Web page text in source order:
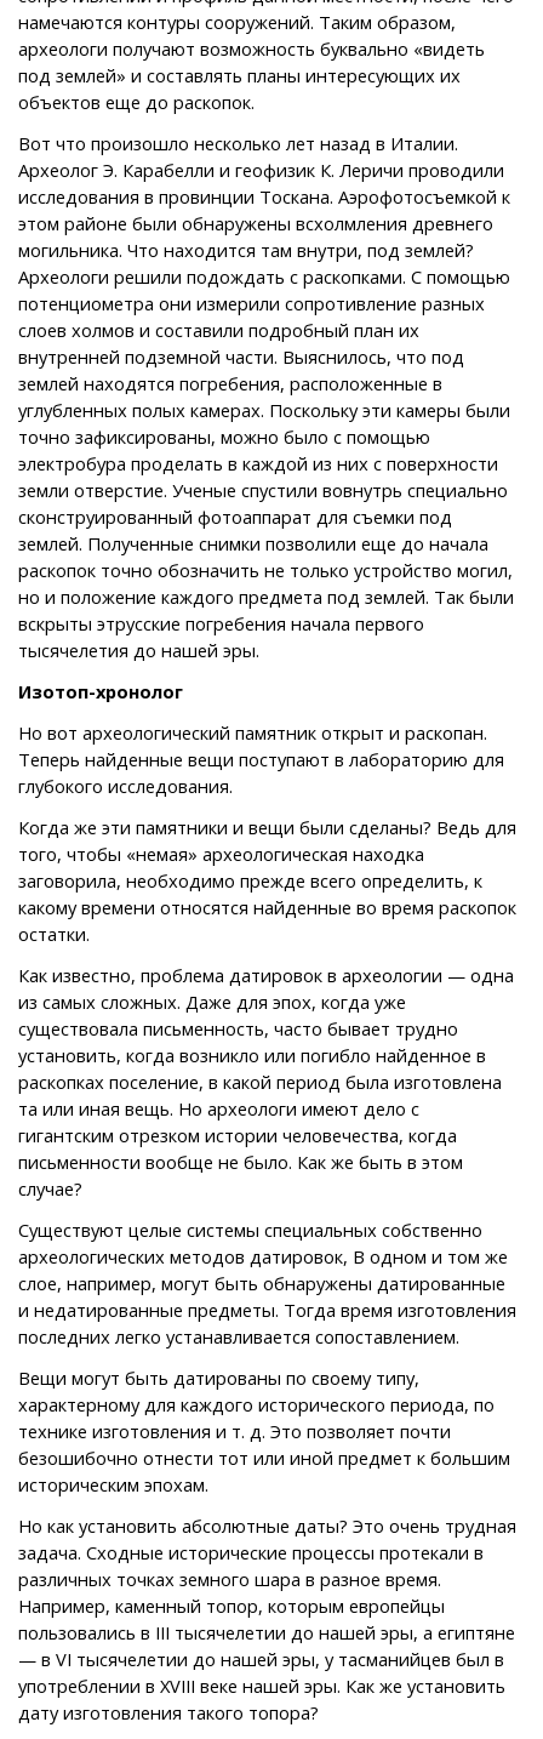
намечаются контуры сооружений. Таким образом,
археологи получают возможность буквально «видеть
под землей» и составлять планы интересующих их
объектов еще до раскопок.
Вот что произошло несколько лет назад в Италии.
Археолог Э. Карабелли и геофизик К. Леричи проводили
исследования в провинции Тоскана. Аэрофотосъемкой к
этом районе были обнаружены всхолмления древнего
могильника. Что находится там внутри, под землей?
Археологи решили подождать с раскопками. С помощью
потенциометра они измерили сопротивление разных
слоев холмов и составили подробный план их
внутренней подземной части. Выяснилось, что под
землей находятся погребения, расположенные в
углубленных полых камерах. Поскольку эти камеры были
точно зафиксированы, можно было с помощью
электробура проделать в каждой из них с поверхности
земли отверстие. Ученые спустили вовнутрь специально
сконструированный фотоаппарат для съемки под
землей. Полученные снимки позволили еще до начала
раскопок точно обозначить не только устройство могил,
но и положение каждого предмета под землей. Так были
вскрыты этрусские погребения начала первого
тысячелетия до нашей эры.
Изотоп-xрoнолог
Но вот археологический памятник открыт и раскопан.
Теперь найденные вещи поступают в лабораторию для
глубокого исследования.
Когда же эти памятники и вещи были сделаны? Ведь для
того, чтобы «немая» археологическая находка
заговорила, необходимо прежде всего определить, к
какому времени относятся найденные во время раскопок
остатки.
Как известно, проблема датировок в археологии — одна
из самых сложных. Даже для эпох, когда уже
существовала письменность, часто бывает трудно
установить, когда возникло или погибло найденное в
раскопках поселение, в какой период была изготовлена
та или иная вещь. Но археологи имеют дело с
гигантским отрезком истории человечества, когда
письменности вообще не было. Как же быть в этом
случае?
Существуют целые системы специальных собственно
археологических методов датировок, В одном и том же
слое, например, могут быть обнаружены датированные
и недатированные предметы. Тогда время изготовления
последних легко устанавливается сопоставлением.
Вещи могут быть датированы по своему типу,
характерному для каждого исторического периода, по
технике изготовления и т. д. Это позволяет почти
безошибочно отнести тот или иной предмет к большим
историческим эпохам.
Но как установить абсолютные даты? Это очень трудная
задача. Сходные исторические процессы протекали в
различных точках земного шара в разное время.
Например, каменный топор, которым европейцы
пользовались в III тысячелетии до нашей эры, а египтяне
— в VI тысячелетии до нашей эры, у тасманийцев был в
употреблении в XVIII веке нашей эры. Как же установить
дату изготовления такого топора?